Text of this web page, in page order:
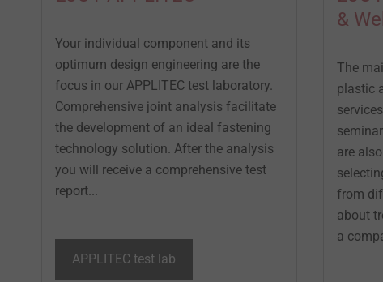
Your individual component and its
optimum design engineering are the
focus in our APPLITEC test laboratory.
Comprehensive joint analysis facilitate
the development of an ideal fastening
technology solution. After the analysis
you will receive a comprehensive test
report...
APPLITEC test lab
&
The
plastic
are
from
about
a